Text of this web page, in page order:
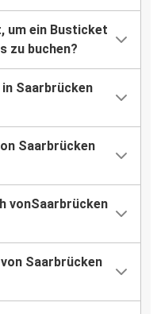
um ein Busticket
zu buchen?
Saarbrücken
Saarbrücken
vonSaarbrücken
Saarbrücken